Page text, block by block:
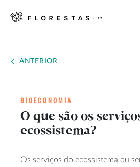
ANTERIOR
BIOECONOMIA
O que são os
ecossistema?
Os serviços do ecossistema ou